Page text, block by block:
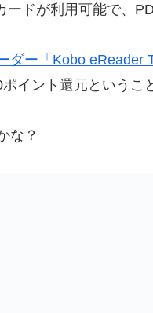
ードが利用可能で、
ダー「Kobo eReader
イント還元というこ
な？